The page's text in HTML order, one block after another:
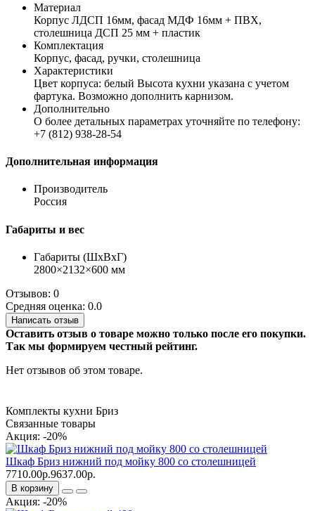
Материал
Корпус ЛДСП 16мм, фасад МДФ 16мм + ПВХ,
столешница ДСП 25 мм + пластик
Комплектация
Корпус, фасад, ручки, столешница
Характеристики
Цвет корпуса: белый Высота кухни указана с учетом
фартука. Возможно дополнить карнизом.
Дополнительно
О более детальных параметрах уточняйте по телефону:
+7 (812) 938-28-54
Дополнительная информация
Производитель
Россия
Габариты и вес
Габариты (ШхВхГ)
2800×2132×600 мм
Отзывов: 0
Средняя оценка: 0.0
Написать отзыв
Оставить отзыв о товаре можно только после его покупки.
Так мы формируем честный рейтинг.
Нет отзывов об этом товаре.
Комплекты кухни Бриз
Связанные товары
Акция: -20%
Шкаф Бриз нижний под мойку 800 со столешницей
7710.00р.9637.00р.
В корзину
Акция: -20%